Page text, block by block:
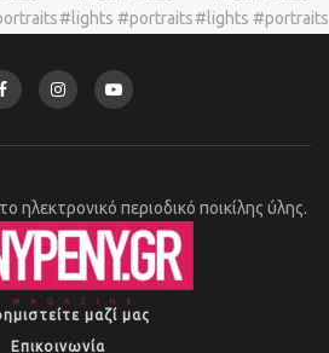
ηλεκτρονικό περιοδικό ποικίλης ύλης.
μαζί μας
Επικοινωνία